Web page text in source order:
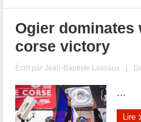
Ogier dominates
corse victory
Écrit parJean-Baptiste Lassaux |
...
Lire